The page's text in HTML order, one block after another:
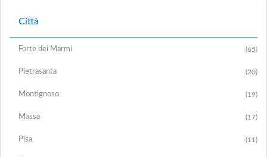
Città
Forte dei Marmi (65)
Pietrasanta (20)
Montignoso (19)
Massa (17)
Pisa (11)